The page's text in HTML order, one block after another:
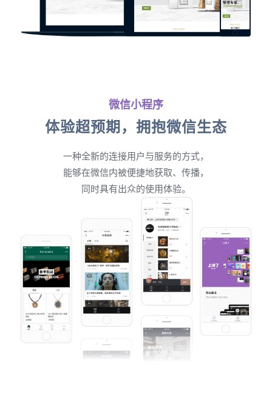
微信小程序
体验超预期，拥抱微信生态
一种全新的连接用户与服务的方式，
能够在微信内被便捷地获取、传播，
同时具有出众的使用体验。